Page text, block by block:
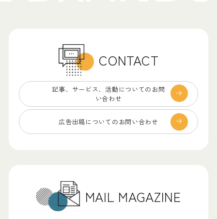
CONTACT
記事、サービス、 活動についてのお問
い合わせ
広告出稿についての お問い合わせ
MAIL MAGAZINE